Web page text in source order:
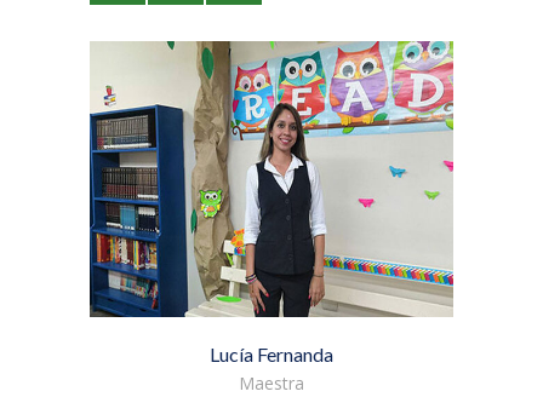
Lucía Fernanda
Maestra